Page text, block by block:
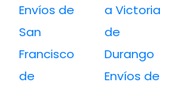
Envíos de
San
Francisco
de
a Victoria
de
Durango
Envíos de